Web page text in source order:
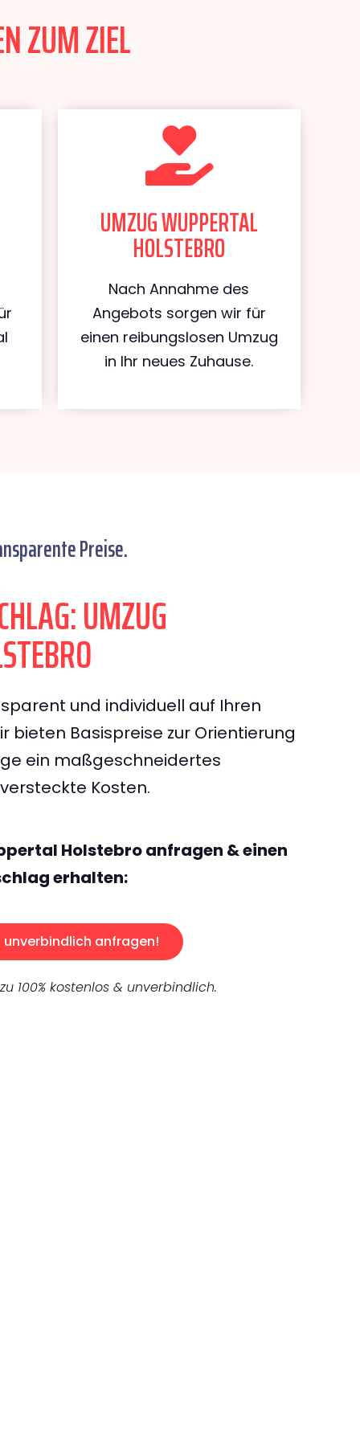
ZUM ZIEL
UMZUG WUPPERTAL
HOLSTEBRO
Nach Annahme des
Angebots sorgen wir für
einen reibungslosen Umzug
in Ihr neues Zuhause.
Preise.
UMZUG
und individuell auf Ihren
bieten Basispreise zur Orientierung
ein maßgeschneidertes
Kosten.
Holstebro anfragen & einen
erhalten:
unverbindlich anfragen!
100% kostenlos & unverbindlich.